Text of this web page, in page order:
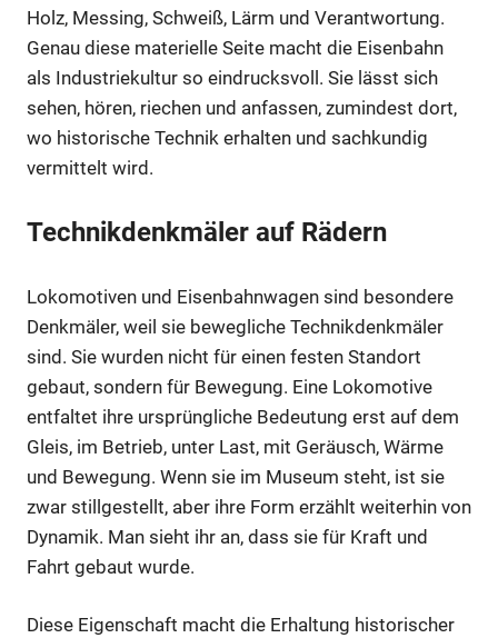
Holz, Messing, Schweiß, Lärm und Verantwortung.
Genau diese materielle Seite macht die Eisenbahn
als Industriekultur so eindrucksvoll. Sie lässt sich
sehen, hören, riechen und anfassen, zumindest dort,
wo historische Technik erhalten und sachkundig
vermittelt wird.
Technikdenkmäler auf Rädern
Lokomotiven und Eisenbahnwagen sind besondere
Denkmäler, weil sie bewegliche Technikdenkmäler
sind. Sie wurden nicht für einen festen Standort
gebaut, sondern für Bewegung. Eine Lokomotive
entfaltet ihre ursprüngliche Bedeutung erst auf dem
Gleis, im Betrieb, unter Last, mit Geräusch, Wärme
und Bewegung. Wenn sie im Museum steht, ist sie
zwar stillgestellt, aber ihre Form erzählt weiterhin von
Dynamik. Man sieht ihr an, dass sie für Kraft und
Fahrt gebaut wurde.
Diese Eigenschaft macht die Erhaltung historischer